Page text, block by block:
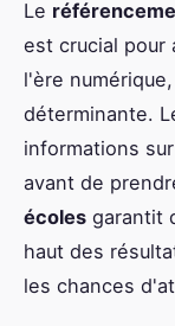
Le
est crucial
l'ère
déterminante.
informations
avant de
écoles garantit
haut des
les chances